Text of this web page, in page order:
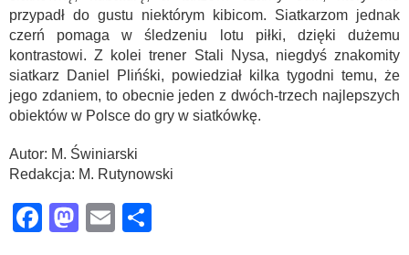
przypadł do gustu niektórym kibicom. Siatkarzom jednak
czerń pomaga w śledzeniu lotu piłki, dzięki dużemu
kontrastowi. Z kolei trener Stali Nysa, niegdyś znakomity
siatkarz Daniel Plińśki, powiedział kilka tygodni temu, że
jego zdaniem, to obecnie jeden z dwóch-trzech najlepszych
obiektów w Polsce do gry w siatkówkę.
Autor: M. Świniarski
Redakcja: M. Rutynowski
Facebook
Mastodon
Email